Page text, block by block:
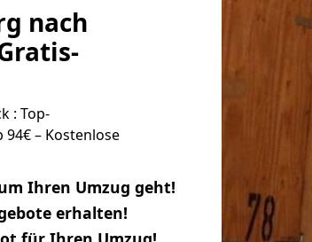
nach
: Top-
– Kostenlose
Ihren Umzug geht!
erhalten!